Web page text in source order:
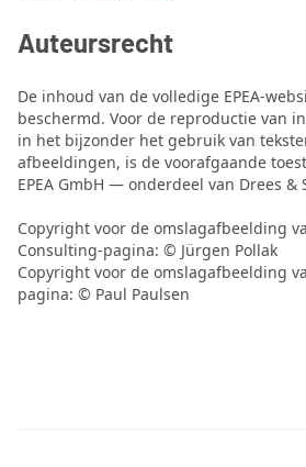
Auteursrecht
De inhoud van de volledige EPEA-
beschermd. Voor de reproductie van
in het bijzonder het gebruik van
afbeeldingen, is de voorafgaande
EPEA GmbH — onderdeel van Drees &
Copyright voor de omslagafbeelding
Consulting-pagina: © Jürgen Pollak
Copyright voor de omslagafbeelding
pagina: © Paul Paulsen